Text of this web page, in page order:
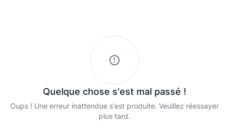
Quelque chose s'est mal passé !
Oups ! Une erreur inattendue s'est produite. Veuillez réessayer
plus tard.